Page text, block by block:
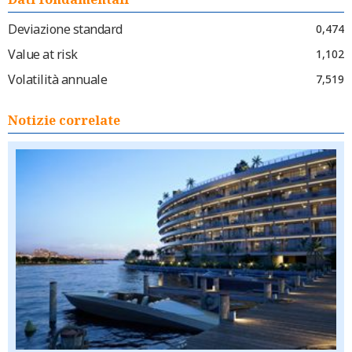
Deviazione standard
0,474
Value at risk 1,102
Volatilità annuale 7,519
Notizie correlate